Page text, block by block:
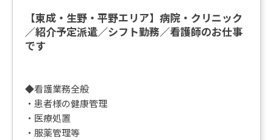
【東成・生野・平野エリア】病院・クリニック
／紹介予定派遣／シフト勤務／看護師のお仕事
です
◆看護業務全般
・患者様の健康管理
・医療処置
・服薬管理等